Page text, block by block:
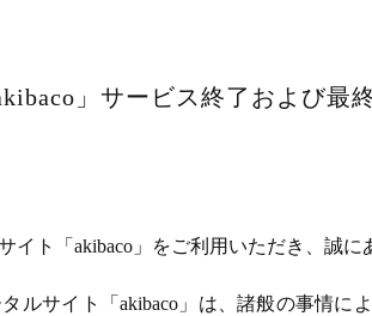
」サービス終了および最
ト「akibaco」をご利用いただき、誠に
ルサイト「akibaco」は、諸般の事情に